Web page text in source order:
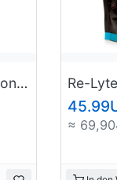
Re-Lyte® Hydration Electrolyte Powder 30 Count Stick Packs
≈